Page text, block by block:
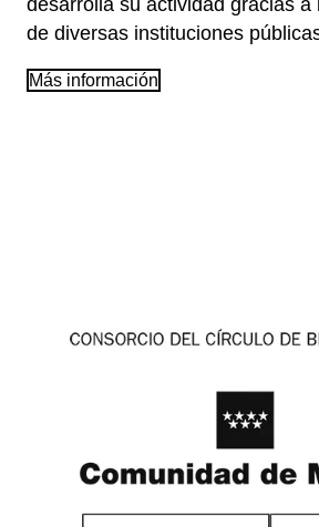
desarrolla su actividad gracias a
de diversas instituciones
Más información